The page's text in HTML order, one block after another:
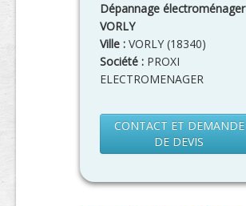
Dépannage électroménager
VORLY
Ville : VORLY (18340)
Société : PROXI
ELECTROMENAGER
CONTACT ET DEMANDE
DE DEVIS